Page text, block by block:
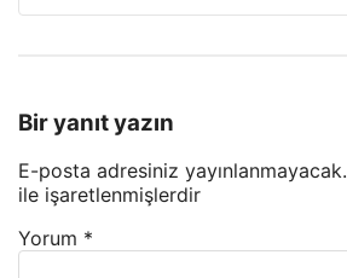
Bir yanıt yazın
E-posta adresiniz yayınlanmayacak.
ile işaretlenmişlerdir
Yorum *